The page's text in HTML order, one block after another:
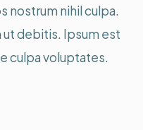
nostrum nihil culpa.
ut debitis. Ipsum est
culpa voluptates.